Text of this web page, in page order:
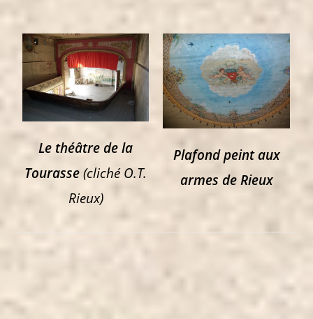
Le théâtre de la
Tourasse (cliché O.T.
Rieux)
Plafond peint aux
armes de Rieux